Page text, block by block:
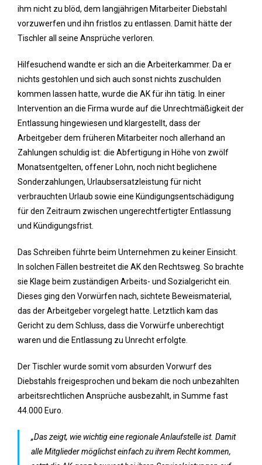
ihm nicht zu blöd, dem langjährigen Mitarbeiter Diebstahl
vorzuwerfen und ihn fristlos zu entlassen. Damit hätte der
Tischler all seine Ansprüche verloren.
Hilfesuchend wandte er sich an die Arbeiterkammer. Da er
nichts gestohlen und sich auch sonst nichts zuschulden
kommen lassen hatte, wurde die AK für ihn tätig. In einer
Intervention an die Firma wurde auf die Unrechtmäßigkeit der
Entlassung hingewiesen und klargestellt, dass der
Arbeitgeber dem früheren Mitarbeiter noch allerhand an
Zahlungen schuldig ist: die Abfertigung in Höhe von zwölf
Monatsentgelten, offener Lohn, noch nicht beglichene
Sonderzahlungen, Urlaubsersatzleistung für nicht
verbrauchten Urlaub sowie eine Kündigungsentschädigung
für den Zeitraum zwischen ungerechtfertigter Entlassung
und Kündigungsfrist.
Das Schreiben führte beim Unternehmen zu keiner Einsicht.
In solchen Fällen bestreitet die AK den Rechtsweg. So brachte
sie Klage beim zuständigen Arbeits- und Sozialgericht ein.
Dieses ging den Vorwürfen nach, sichtete Beweismaterial,
das der Arbeitgeber vorgelegt hatte. Letztlich kam das
Gericht zu dem Schluss, dass die Vorwürfe unberechtigt
waren und die Entlassung zu Unrecht erfolgte.
Der Tischler wurde somit vom absurden Vorwurf des
Diebstahls freigesprochen und bekam die noch unbezahlten
arbeitsrechtlichen Ansprüche ausbezahlt, in Summe fast
44.000 Euro.
„Das zeigt, wie wichtig eine regionale Anlaufstelle ist. Damit
alle Mitglieder möglichst einfach zu ihrem Recht kommen,